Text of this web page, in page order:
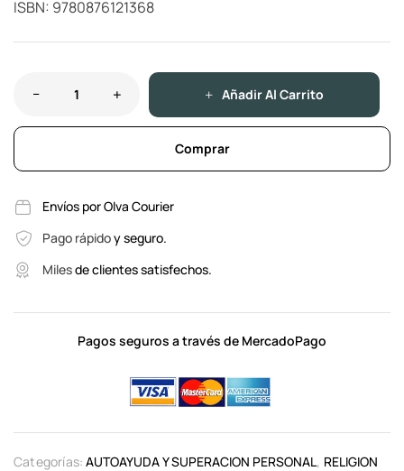
ISBN: 9780876121368
Añadir Al Carrito
Comprar
Envíos por Olva Courier
Pago rápidoy seguro.
Milesde clientes satisfechos.
Pagos seguros a través de MercadoPago
Categorías: AUTOAYUDA Y SUPERACION PERSONAL, RELIGION